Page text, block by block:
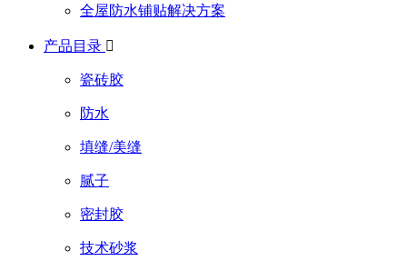
全屋防水铺贴解决方案
产品目录 
瓷砖胶
防水
填缝/美缝
腻子
密封胶
技术砂浆